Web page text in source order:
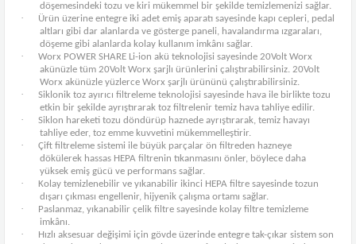
döşemesindeki tozu ve kiri mükemmel bir şekilde temizlemenizi sağlar.
·
Ürün üzerine entegre iki adet emiş aparatı sayesinde kapı cepleri, pedal
altları gibi dar alanlarda ve gösterge paneli, havalandırma ızgaraları,
döşeme gibi alanlarda kolay kullanım imkânı sağlar.
·
Worx POWER SHARE Li-ion akü teknolojisi sayesinde 20Volt Worx
akünüzle tüm 20Volt Worx şarjlı ürünlerini çalıştırabilirsiniz. 20Volt
Worx akünüzle yüzlerce Worx şarjlı ürününü çalıştırabilirsiniz.
·
Siklonik toz ayırıcı filtreleme teknolojisi sayesinde hava ile birlikte tozu
etkin bir şekilde ayrıştırarak toz filtrelenir temiz hava tahliye edilir.
·
Siklon hareketi tozu döndürüp haznede ayrıştırarak, temiz havayı
tahliye eder, toz emme kuvvetini mükemmelleştirir.
·
Çift filtreleme sistemi ile büyük parçalar ön filtreden hazneye
dökülerek hassas HEPA filtrenin tıkanmasını önler, böylece daha
yüksek emiş gücü ve performans sağlar.
·
Kolay temizlenebilir ve yıkanabilir ikinci HEPA filtre sayesinde tozun
dışarı çıkması engellenir, hijyenik çalışma ortamı sağlar.
·
Paslanmaz, yıkanabilir çelik filtre sayesinde kolay filtre temizleme
imkânı.
·
Hızlı aksesuar değişimi için gövde üzerinde entegre tak-çıkar sistem son